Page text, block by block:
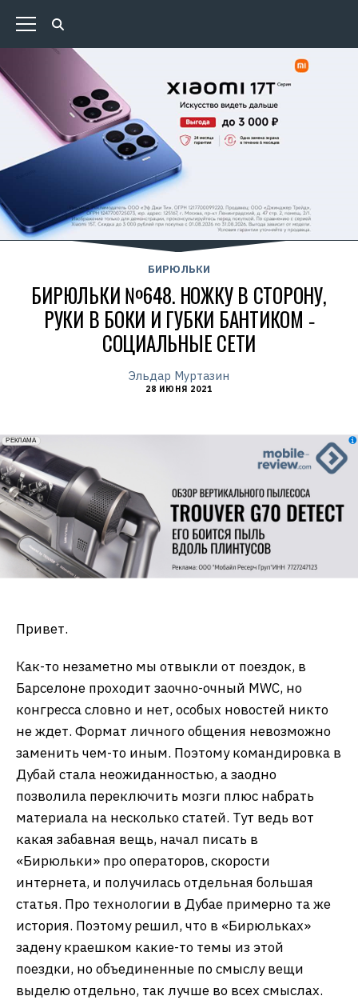
БИРЮЛЬКИ
БИРЮЛЬКИ №648. НОЖКУ В СТОРОНУ,
РУКИ В БОКИ И ГУБКИ БАНТИКОМ ‑
СОЦИАЛЬНЫЕ СЕТИ
Эльдар Муртазин
28 ИЮНЯ 2021
erid: 2VfnxxmNzs5
РЕКЛАМА
Привет.
Как-то незаметно мы отвыкли от поездок, в
Барселоне проходит заочно-очный MWC, но
конгресса словно и нет, особых новостей никто
не ждет. Формат личного общения невозможно
заменить чем-то иным. Поэтому командировка в
Дубай стала неожиданностью, а заодно
позволила переключить мозги плюс набрать
материала на несколько статей. Тут ведь вот
какая забавная вещь, начал писать в
«Бирюльки» про операторов, скорости
интернета, и получилась отдельная большая
статья. Про технологии в Дубае примерно та же
история. Поэтому решил, что в «Бирюльках»
задену краешком какие-то темы из этой
поездки, но объединенные по смыслу вещи
выделю отдельно, так лучше во всех смыслах.